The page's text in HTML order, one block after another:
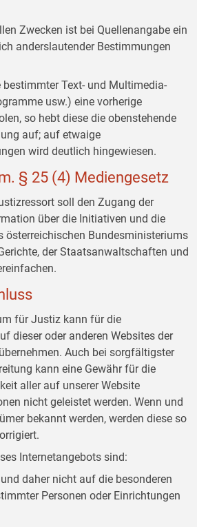
Zwecken ist bei Quellenangabe ein
anderslautender Bestimmungen
bestimmter Text- und Multimedia-
usw.) eine vorherige
so hebt diese die obenstehende
auf; auf etwaige
wird deutlich hingewiesen.
§ 25 (4) Mediengesetz
soll den Zugang der
über die Initiativen und die
österreichischen Bundesministeriums
der Staatsanwaltschaften und
für Justiz kann für die
dieser oder anderen Websites der
Auch bei sorgfältigster
kann eine Gewähr für die
aller auf unserer Website
nicht geleistet werden. Wenn und
bekannt werden, werden diese so
Internetangebots sind:
daher nicht auf die besonderen
Personen oder Einrichtungen